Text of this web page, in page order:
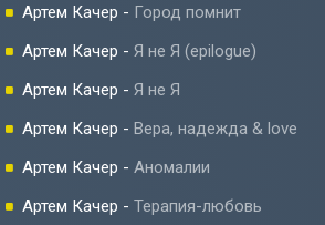
Артем Качер - Город помнит
Артем Качер - Я не Я (epilogue)
Артем Качер - Я не Я
Артем Качер - Вера, надежда & love
Артем Качер - Аномалии
Артем Качер - Терапия-любовь